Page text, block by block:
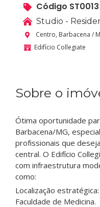
Código ST0013
Studio -
Centro, Barbacena /
Edifício Collegiate
Sobre o
Ótima oportunidade
Barbacena/MG,
profissionais que
central. O Edifício
com infraestrutura
como:
Localização
Faculdade de Medicina.